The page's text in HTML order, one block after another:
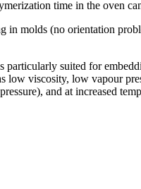
time in the oven
in molds (no orientation
suited for
low viscosity, low vapour
and at increased